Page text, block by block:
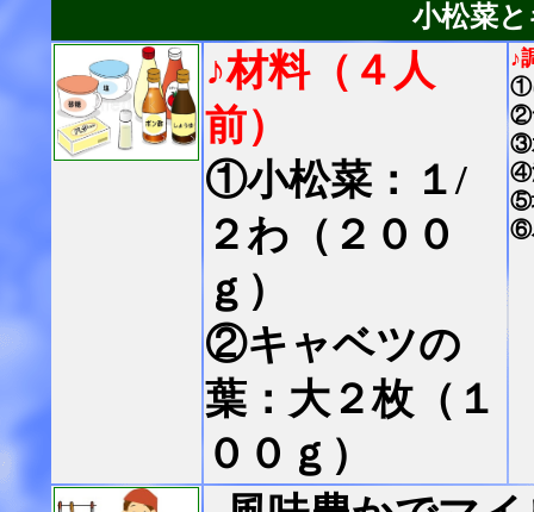
小松菜
♪材料（４人
前）
①小松菜：１/
２わ（２００
ｇ）
②キャベツの
葉：大２枚（１
００ｇ）
♪
①
②
③
④
⑤
⑥